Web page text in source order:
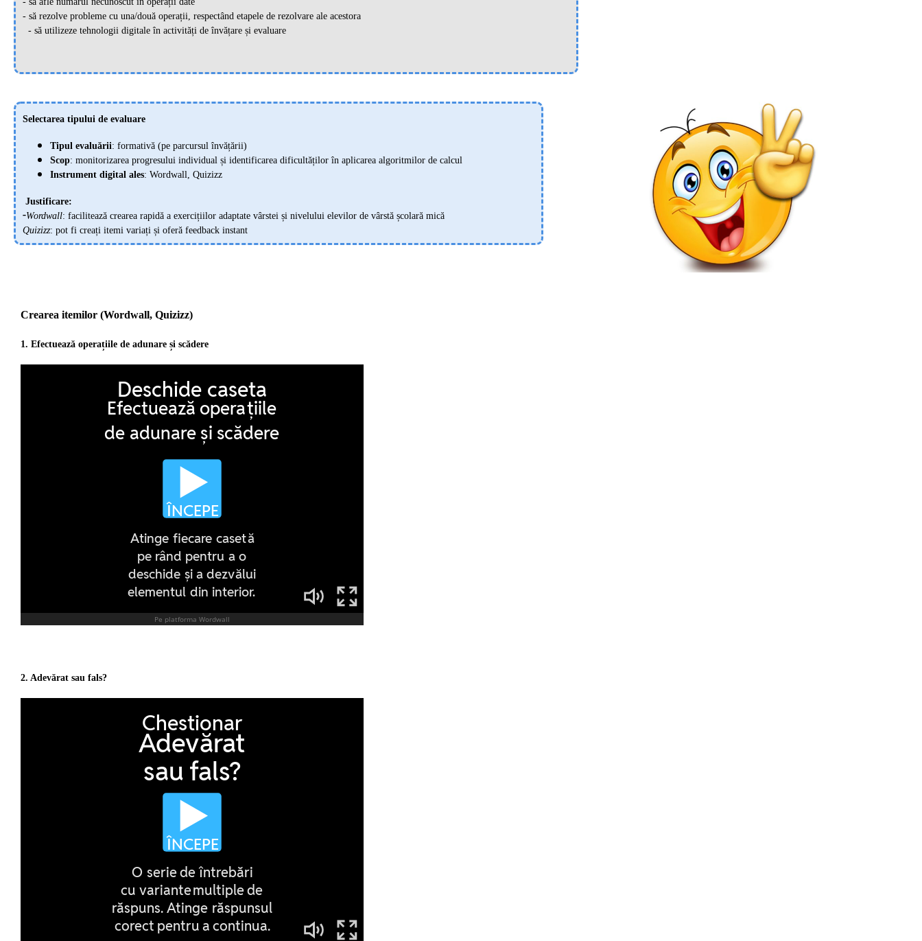
- să rezolve probleme cu una/două operații, respectând etapele de rezolvare ale acestora
- să utilizeze tehnologii digitale în activități de învățare și evaluare
Selectarea tipului de evaluare
Tipul evaluării: formativă (pe parcursul învățării)
Scop: monitorizarea progresului individual și identificarea dificultăților în aplicarea algoritmilor de calcul
Instrument digital ales: Wordwall, Quizizz
Justificare:
-Wordwall: facilitează crearea rapidă a exercițiilor adaptate vârstei și nivelului elevilor de vârstă școlară mică
Quizizz: pot fi creați itemi variați și oferă feedback instant
Crearea itemilor (Wordwall, Quizizz)
1. Efectuează operațiile de adunare și scădere
2. Adevărat sau fals?